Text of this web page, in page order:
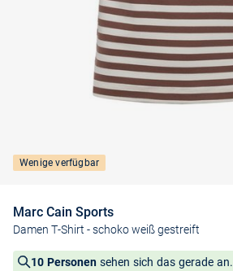
Wenige verfügbar
Marc Cain Sports
Damen T-Shirt - schoko weiß gestreift
10 Personen sehen sich das gerade an.